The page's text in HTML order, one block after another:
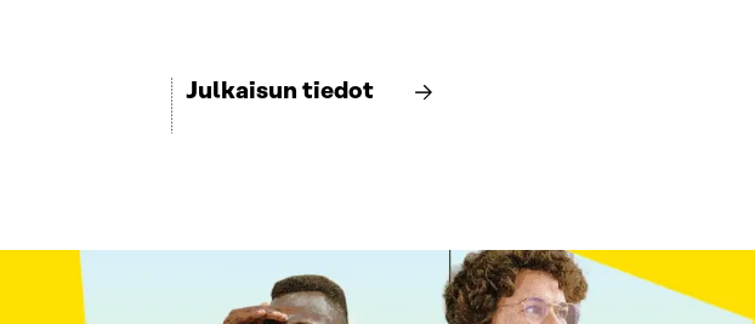
Julkaisun tiedot